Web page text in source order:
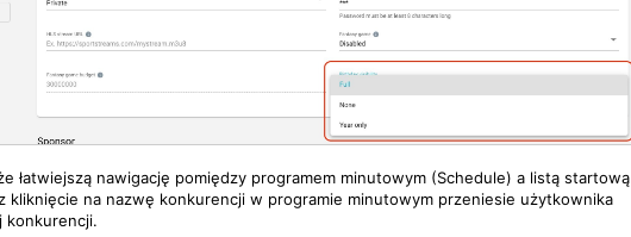
łatwiejszą nawigację pomiędzy programem minutowym (Schedule) a listą startową
kliknięcie na nazwę konkurencji w programie minutowym przeniesie użytkownika